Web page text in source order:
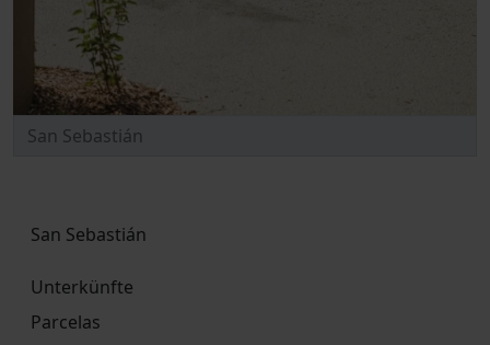
San Sebastián
Unterkünfte
Parcelas